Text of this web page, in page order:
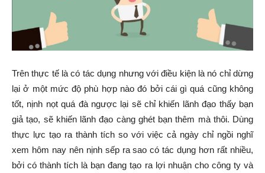
Trên thực tế là có tác dụng nhưng với điều kiện là nó chỉ dừng
lại ở một mức độ phù hợp nào đó bởi cái gì quá cũng không
tốt, nịnh nọt quá đà ngược lại sẽ chỉ khiến lãnh đạo thấy bạn
giả tạo, sẽ khiến lãnh đạo càng ghét bạn thêm mà thôi. Dùng
thực lực tạo ra thành tích so với việc cả ngày chỉ ngồi nghĩ
xem hôm nay nên nịnh sếp ra sao có tác dụng hơn rất nhiều,
bởi có thành tích là bạn đang tạo ra lợi nhuận cho công ty và